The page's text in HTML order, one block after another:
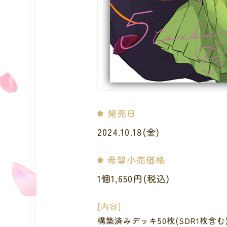
発売日
2024.10.18(金)
希望小売価格
1個1,650円(税込)
[内容]
構築済みデッキ50枚(SDR1枚含